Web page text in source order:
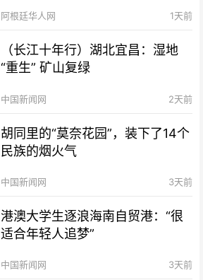
阿根廷华人网 1天前
（长江十年行）湖北宜昌：湿地
“重生” 矿山复绿
中国新闻网 2天前
胡同里的“莫奈花园”，装下了14个
民族的烟火气
中国新闻网 3天前
港澳大学生逐浪海南自贸港：“很
适合年轻人追梦”
中国新闻网 3天前